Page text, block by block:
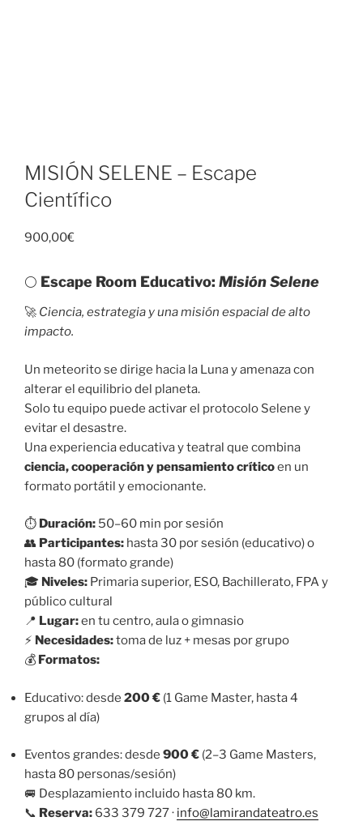
MISIÓN SELENE – Escape
Científico
900,00€
🌕 Escape Room Educativo: Misión Selene
🚀 Ciencia, estrategia y una misión espacial de alto
impacto.
Un meteorito se dirige hacia la Luna y amenaza con
alterar el equilibrio del planeta.
Solo tu equipo puede activar el protocolo Selene y
evitar el desastre.
Una experiencia educativa y teatral que combina
ciencia, cooperación y pensamiento críticoen un
formato portátil y emocionante.
⏱️ Duración: 50–60 min por sesión
👥 Participantes: hasta 30 por sesión (educativo) o
hasta 80 (formato grande)
🎓 Niveles: Primaria superior, ESO, Bachillerato, FPA y
público cultural
📍 Lugar:en tu centro, aula o gimnasio
⚡ Necesidades:toma de luz + mesas por grupo
💰 Formatos:
Educativo: desde 200 € (1 Game Master, hasta 4
grupos al día)
Eventos grandes: desde 900 € (2–3 Game Masters,
hasta 80 personas/sesión)
🚐 Desplazamiento incluido hasta 80 km.
📞 Reserva: 633 379 727 · info@lamirandateatro.es